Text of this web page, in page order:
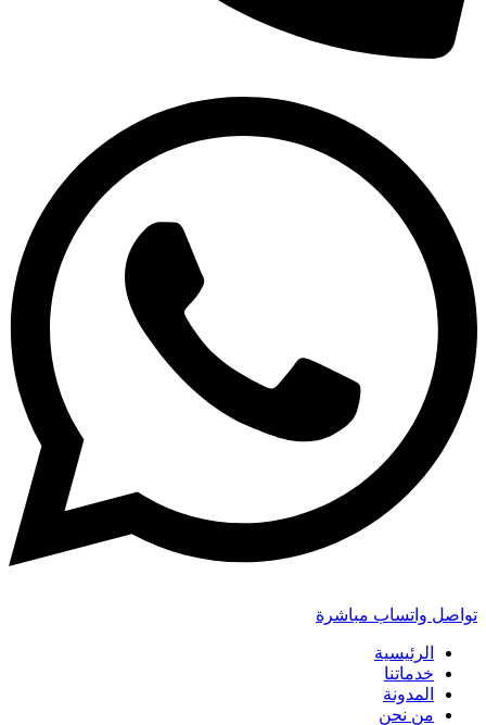
تواصل واتساب مباشرة
الرئيسية
خدماتنا
المدونة
من نحن